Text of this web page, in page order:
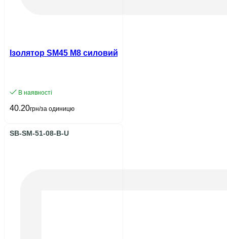
Ізолятор SM45 М8 силовий з болтом UEC
В наявності
40.20грн/за одиницю
SB-SM-51-08-B-U